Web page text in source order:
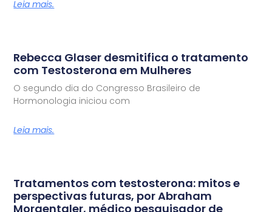
Leia mais.
Rebecca Glaser desmitifica o tratamento
com Testosterona em Mulheres
O segundo dia do Congresso Brasileiro de
Hormonologia iniciou com
Leia mais.
Tratamentos com testosterona: mitos e
perspectivas futuras, por Abraham
Morgentaler, médico pesquisador de